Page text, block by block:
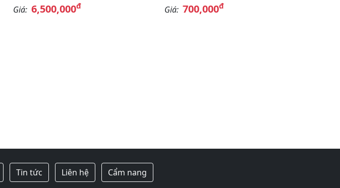
Giá: 6,500,000đ
Giá: 700,000đ
Tin tức Liên hệ Cẩm nang